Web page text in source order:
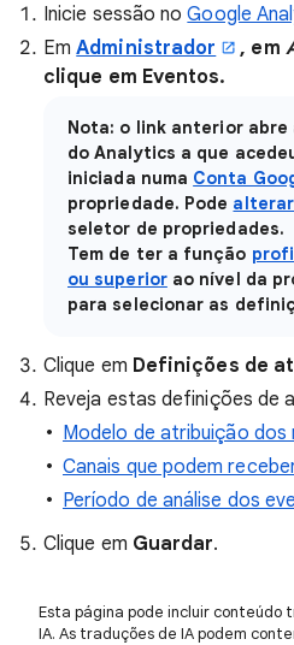
Inicie sessão noGoogle
EmAdministrador , em
clique em Eventos.
Nota: o link anterior
do Analytics a que
iniciada numa Conta
propriedade. Pode
seletor de propriedades.
Tem de ter a função
ou superiorao nível da
para selecionar as
Clique em Definições de
Reveja estas definições de
Modelo de atribuição
Canais que podem
Período de análise dos
Clique em Guardar.
Esta página pode incluir conteúdo
IA. As traduções de IA podem